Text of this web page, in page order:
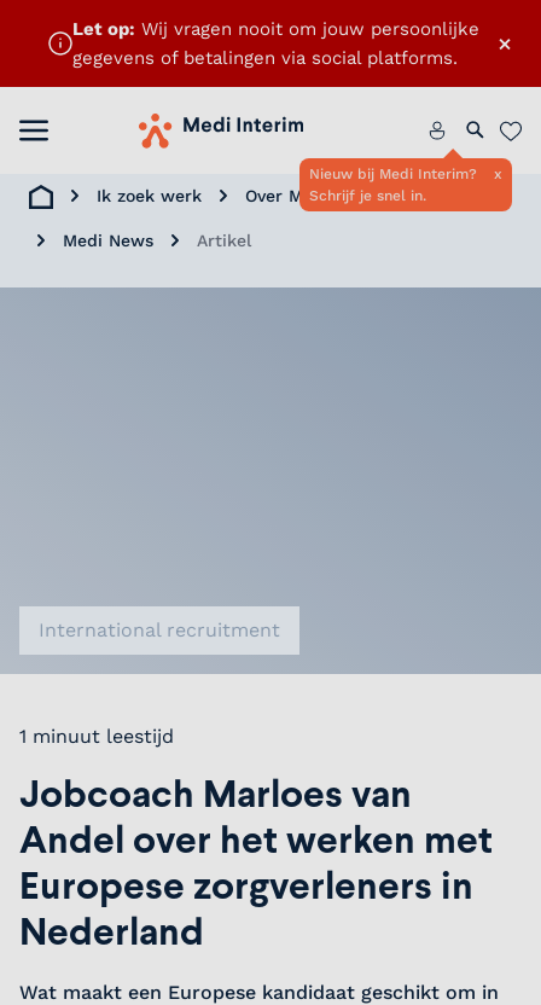
×
Let op: Wij vragen nooit om jouw persoonlijke
gegevens of betalingen via social platforms.
Menu openenHome
Nieuw bij Medi Interim?
Schrijf je snel in.
x
Zoeken
Home
Ik zoek werk Over Medi Interim
Medi News Artikel
International recruitment
1 minuut leestijd
Jobcoach Marloes van
Andel over het werken met
Europese zorgverleners in
Nederland
Wat maakt een Europese kandidaat geschikt om in